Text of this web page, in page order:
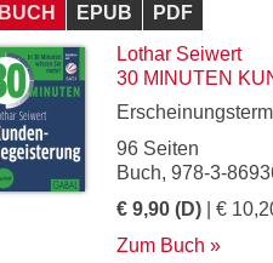
BUCH EPUB
PDF
Lothar Seiwert
30 MINUTEN
96 Seiten
Buch, 978-3-
€ 9,90 (D) | €
Zum Buch